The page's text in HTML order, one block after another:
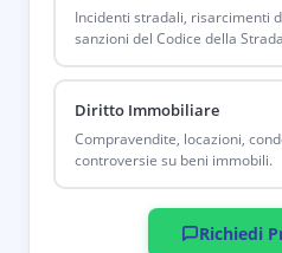
Incidenti stradali, risarcimenti
sanzioni del Codice della
Diritto Immobiliare
Compravendite, locazioni,
controversie su beni immobili.
Richiedi